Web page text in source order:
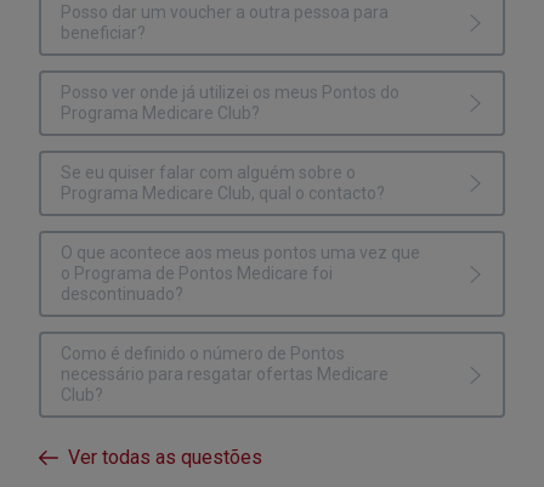
Posso dar um voucher a outra pessoa para
beneficiar?
Posso ver onde já utilizei os meus Pontos do
Programa Medicare Club?
Se eu quiser falar com alguém sobre o
Programa Medicare Club, qual o contacto?
O que acontece aos meus pontos uma vez que
o Programa de Pontos Medicare foi
descontinuado?
Como é definido o número de Pontos
necessário para resgatar ofertas Medicare
Club?
Ver todas as questões